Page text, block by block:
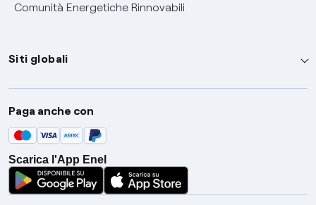
Comunità Energetiche Rinnovabili
Siti globali
Enel Group
Enel Green Power
Global Trading
Global Procurement
Gridspertise
Paga anche con
Scarica l'App Enel